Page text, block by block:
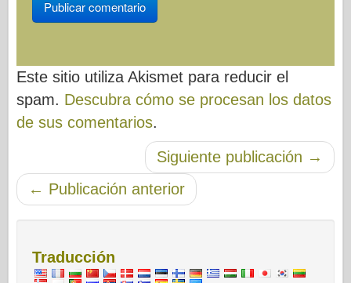
Este sitio utiliza Akismet para reducir el
spam. Descubra cómo se procesan los datos
de sus comentarios.
Siguiente publicación →
← Publicación anterior
Traducción